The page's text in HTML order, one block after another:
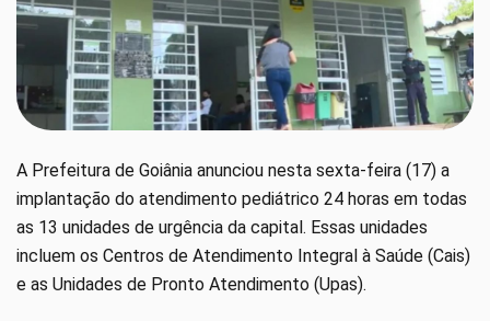
A Prefeitura de Goiânia anunciou nesta sexta-feira (17) a
implantação do atendimento pediátrico 24 horas em todas
as 13 unidades de urgência da capital. Essas unidades
incluem os Centros de Atendimento Integral à Saúde (Cais)
e as Unidades de Pronto Atendimento (Upas).